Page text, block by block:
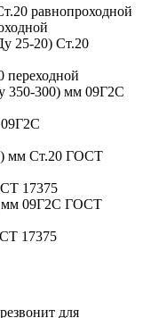
переходной
17375
17375
для